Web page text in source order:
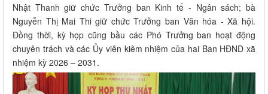
Nhật Thanh giữ chức Trưởng ban Kinh tế - Ngân sách; bà
Nguyễn Thị Mai Thi giữ chức Trưởng ban Văn hóa - Xã hội.
Đồng thời, kỳ họp cũng bầu các Phó Trưởng ban hoạt động
chuyên trách và các Ủy viên kiêm nhiệm của hai Ban HĐND xã
nhiệm kỳ 2026 – 2031.